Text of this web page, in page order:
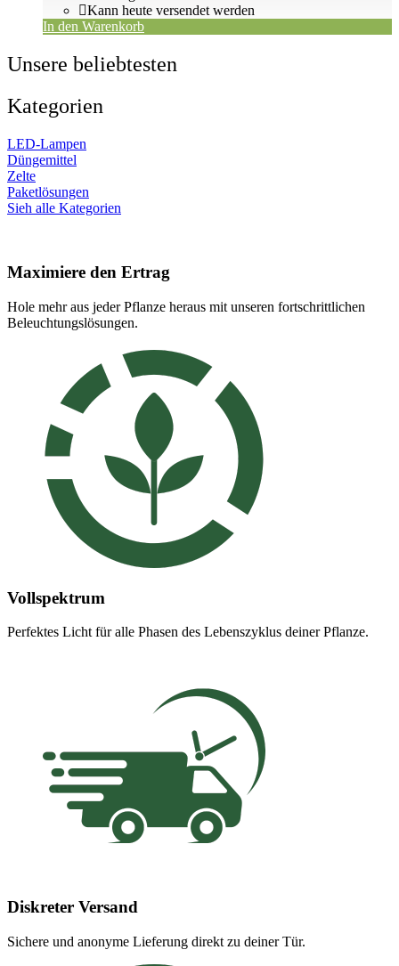
Kann heute versendet werden
In den Warenkorb
Unsere beliebtesten
Kategorien
LED-Lampen
Düngemittel
Zelte
Paketlösungen
Sieh alle Kategorien
Maximiere den Ertrag
Hole mehr aus jeder Pflanze heraus mit unseren fortschrittlichen
Beleuchtungslösungen.
Vollspektrum
Perfektes Licht für alle Phasen des Lebenszyklus deiner Pflanze.
Diskreter Versand
Sichere und anonyme Lieferung direkt zu deiner Tür.